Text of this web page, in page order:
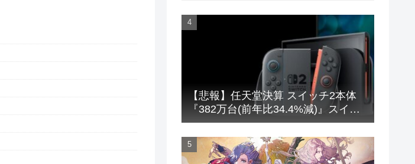
【悲報】任天堂決算 スイッチ2本体
『382万台(前年比34.4%減)』スイッ
チ本体『66万台(前年比31.8%減)』